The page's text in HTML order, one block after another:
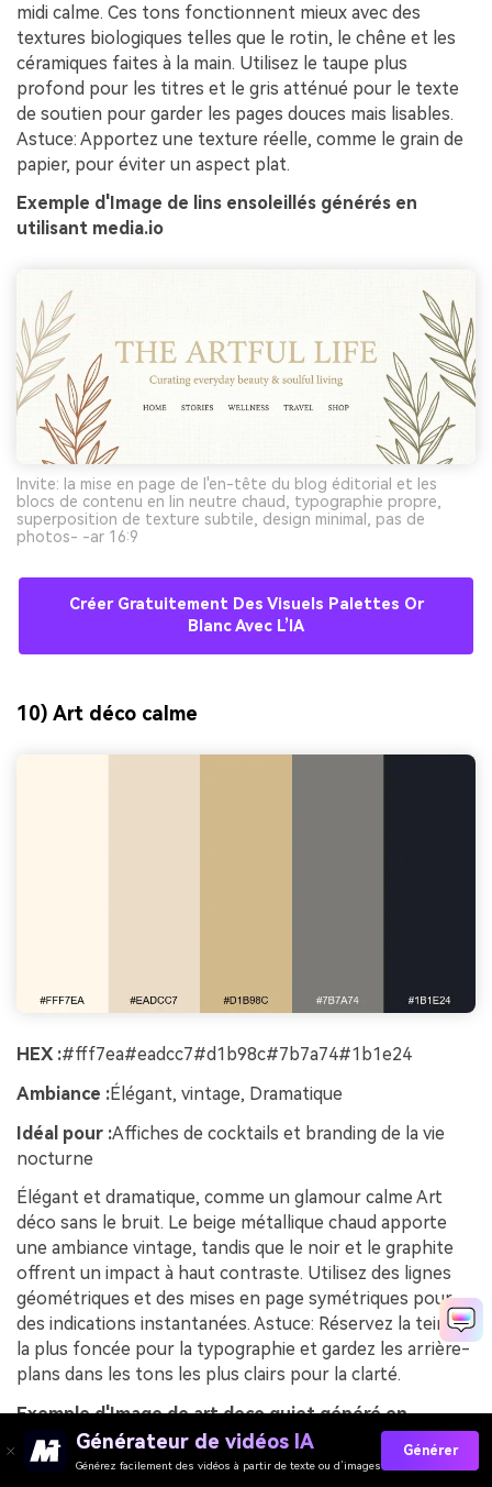
midi calme. Ces tons fonctionnent mieux avec des
textures biologiques telles que le rotin, le chêne et les
céramiques faites à la main. Utilisez le taupe plus
profond pour les titres et le gris atténué pour le texte
de soutien pour garder les pages douces mais lisables.
Astuce: Apportez une texture réelle, comme le grain de
papier, pour éviter un aspect plat.
Exemple d'Image de lins ensoleillés générés en
utilisant media.io
Invite: la mise en page de l'en-tête du blog éditorial et les
blocs de contenu en lin neutre chaud, typographie propre,
superposition de texture subtile, design minimal, pas de
photos- -ar 16:9
Créer Gratuitement Des Visuels Palettes Or
Blanc Avec L’IA
10) Art déco calme
HEX :#fff7ea#eadcc7#d1b98c#7b7a74#1b1e24
Ambiance :Élégant, vintage, Dramatique
Idéal pour :Affiches de cocktails et branding de la vie
nocturne
Élégant et dramatique, comme un glamour calme Art
déco sans le bruit. Le beige métallique chaud apporte
une ambiance vintage, tandis que le noir et le graphite
offrent un impact à haut contraste. Utilisez des lignes
géométriques et des mises en page symétriques pour
des indications instantanées. Astuce: Réservez la teinte
la plus foncée pour la typographie et gardez les arrière-
plans dans les tons les plus clairs pour la clarté.
Exemple d'Image de art deco quiet généré en
utilisant media.io
Générateur de vidéos IA
Générez facilement des vidéos à partir de texte ou d’images
Générer